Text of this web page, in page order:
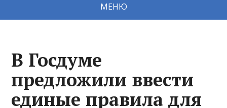
МЕНЮ
В Госдуме
предложили ввести
единые правила для